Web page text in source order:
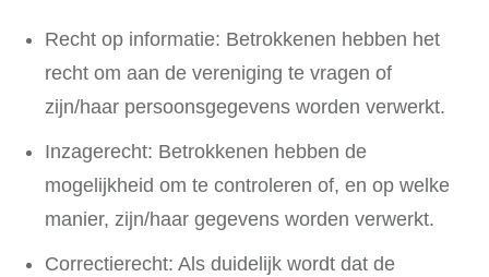
Recht op informatie: Betrokkenen hebben het
recht om aan de vereniging te vragen of
zijn/haar persoonsgegevens worden verwerkt.
Inzagerecht: Betrokkenen hebben de
mogelijkheid om te controleren of, en op welke
manier, zijn/haar gegevens worden verwerkt.
Correctierecht: Als duidelijk wordt dat de